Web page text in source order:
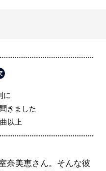
に
きました
以上
奈美恵さん。そんな彼